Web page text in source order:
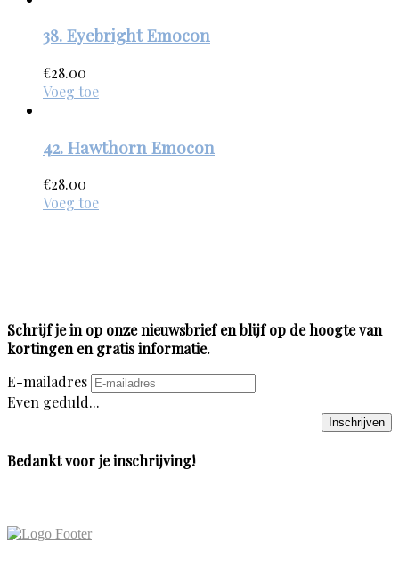
38. Eyebright Emocon
€28.00
Voeg toe
42. Hawthorn Emocon
€28.00
Voeg toe
Schrijf je in op onze nieuwsbrief en blijf op de hoogte van
kortingen en gratis informatie.
E-mailadres
Even geduld...
Inschrijven
Bedankt voor je inschrijving!